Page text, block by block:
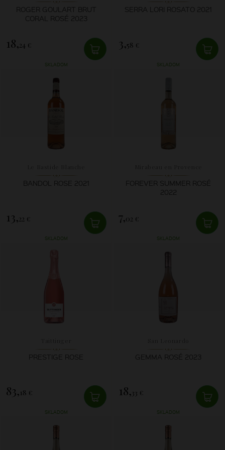
ROGER GOULART BRUT
CORAL ROSÉ 2023
18,24 €
SKLADOM
SERRA LORI ROSATO 2021
3,58 €
SKLADOM
BANDOL ROSE 2021
13,22 €
SKLADOM
FOREVER SUMMER ROSÉ
2022
7,02 €
SKLADOM
PRESTIGE ROSE
83, 18 €
SKLADOM
GEMMA ROSÉ 2023
18, 33 €
SKLADOM